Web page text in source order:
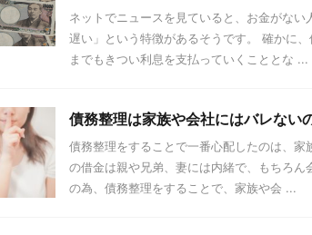
ネットでニュースを見ていると、お金がな
遅い」という特徴があるそうです。 確かに
までもきつい利息を支払っていくこととな ...
債務整理は家族や会社にはバレない
債務整理をすることで一番心配したのは、
の借金は親や兄弟、妻には内緒で、もちろ
の為、債務整理をすることで、家族や会 ...